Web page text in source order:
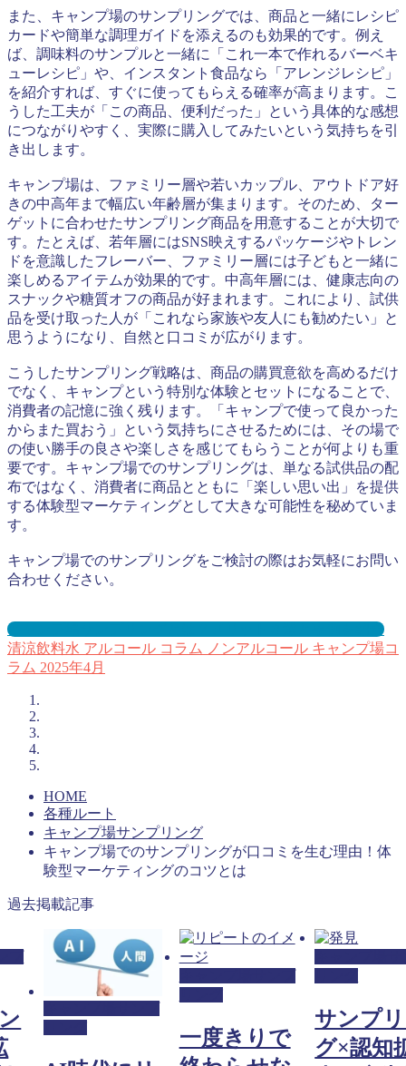
また、キャンプ場のサンプリングでは、商品と一緒にレシピ
カードや簡単な調理ガイドを添えるのも効果的です。例え
ば、調味料のサンプルと一緒に「これ一本で作れるバーベキ
ューレシピ」や、インスタント食品なら「アレンジレシピ」
を紹介すれば、すぐに使ってもらえる確率が高まります。こ
うした工夫が「この商品、便利だった」という具体的な感想
につながりやすく、実際に購入してみたいという気持ちを引
き出します。
キャンプ場は、ファミリー層や若いカップル、アウトドア好
きの中高年まで幅広い年齢層が集まります。そのため、ター
ゲットに合わせたサンプリング商品を用意することが大切で
す。たとえば、若年層にはSNS映えするパッケージやトレン
ドを意識したフレーバー、ファミリー層には子どもと一緒に
楽しめるアイテムが効果的です。中高年層には、健康志向の
スナックや糖質オフの商品が好まれます。これにより、試供
品を受け取った人が「これなら家族や友人にも勧めたい」と
思うようになり、自然と口コミが広がります。
こうしたサンプリング戦略は、商品の購買意欲を高めるだけ
でなく、キャンプという特別な体験とセットになることで、
消費者の記憶に強く残ります。「キャンプで使って良かった
からまた買おう」という気持ちにさせるためには、その場で
の使い勝手の良さや楽しさを感じてもらうことが何よりも重
要です。キャンプ場でのサンプリングは、単なる試供品の配
布ではなく、消費者に商品とともに「楽しい思い出」を提供
する体験型マーケティングとして大きな可能性を秘めていま
す。
キャンプ場でのサンプリングをご検討の際はお気軽にお問い
合わせください。
キャンプ場サンプリングとは？メリット３選と事例を紹介
清涼飲料水 アルコール コラム ノンアルコール キャンプ場コ
ラム 2025年4月
HOME
各種ルート
キャンプ場サンプリング
キャンプ場でのサンプリングが口コミを生む理由！体
験型マーケティングのコツとは
過去掲載記事
プ
一度きりで
サンプ
グ×認知